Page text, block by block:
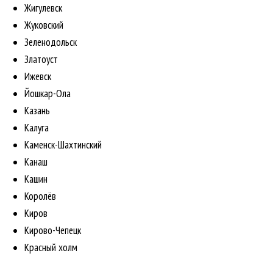
Жигулевск
Жуковский
Зеленодольск
Златоуст
Ижевск
Йошкар-Ола
Казань
Калуга
Каменск-Шахтинский
Канаш
Кашин
Королёв
Киров
Кирово-Чепецк
Красный холм